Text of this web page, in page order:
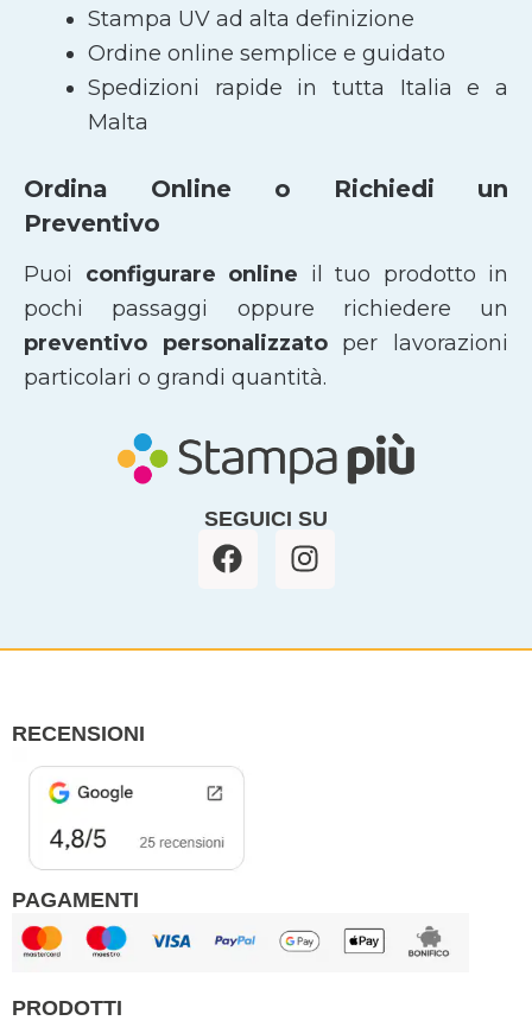
Stampa UV ad alta definizione
Ordine online semplice e guidato
Spedizioni rapide in tutta Italia e a
Malta
Ordina Online o Richiedi un
Preventivo
Puoi configurare online il tuo prodotto in
pochi passaggi oppure richiedere un
preventivo personalizzatoper lavorazioni
particolari o grandi quantità.
SEGUICI SU
F
a
b
I
n
a
RECENSIONI
PAGAMENTI
PRODOTTI